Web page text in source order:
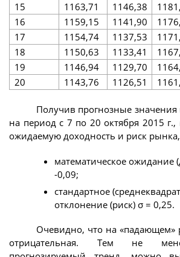
15
1163,71 1146,38
16
1159,15 1141,90
17
1154,74 1137,53
18
1150,63 1133,41
19
1146,94 1129,70
20
1143,76 1126,51
Получив прогнозные значения
на период с 7 по 20 октября 2015 г.,
ожидаемую доходность и риск рынка,
математическое ожидание
-0,09;
стандартное
отклонение (риск) σ = 0,25.
Очевидно, что на «падающем»
отрицательная. Тем не